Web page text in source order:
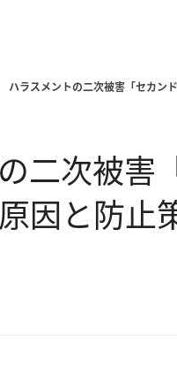
ハラスメントの二次被害「セカ
二次被害
因と防止